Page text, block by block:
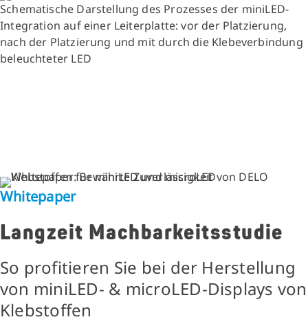
Schematische Darstellung des Prozesses der miniLED-
Integration auf einer Leiterplatte: vor der Platzierung,
nach der Platzierung und mit durch die Klebeverbindung
beleuchteter LED
Whitepaper
Langzeit Machbarkeitsstudie
So profitieren Sie bei der Herstellung
von miniLED- & microLED-Displays von
Klebstoffen